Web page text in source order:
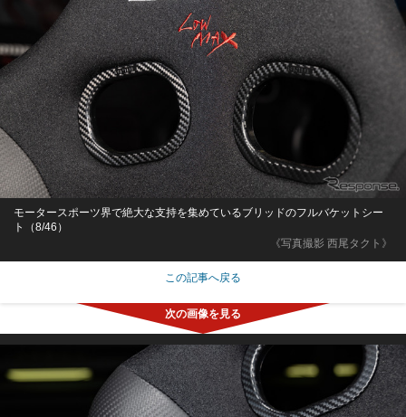
《写真撮影 西尾タクト》
モータースポーツ界で絶大な支持を集めているブリッドのフルバケットシー
ト（8/46）
この記事へ戻る